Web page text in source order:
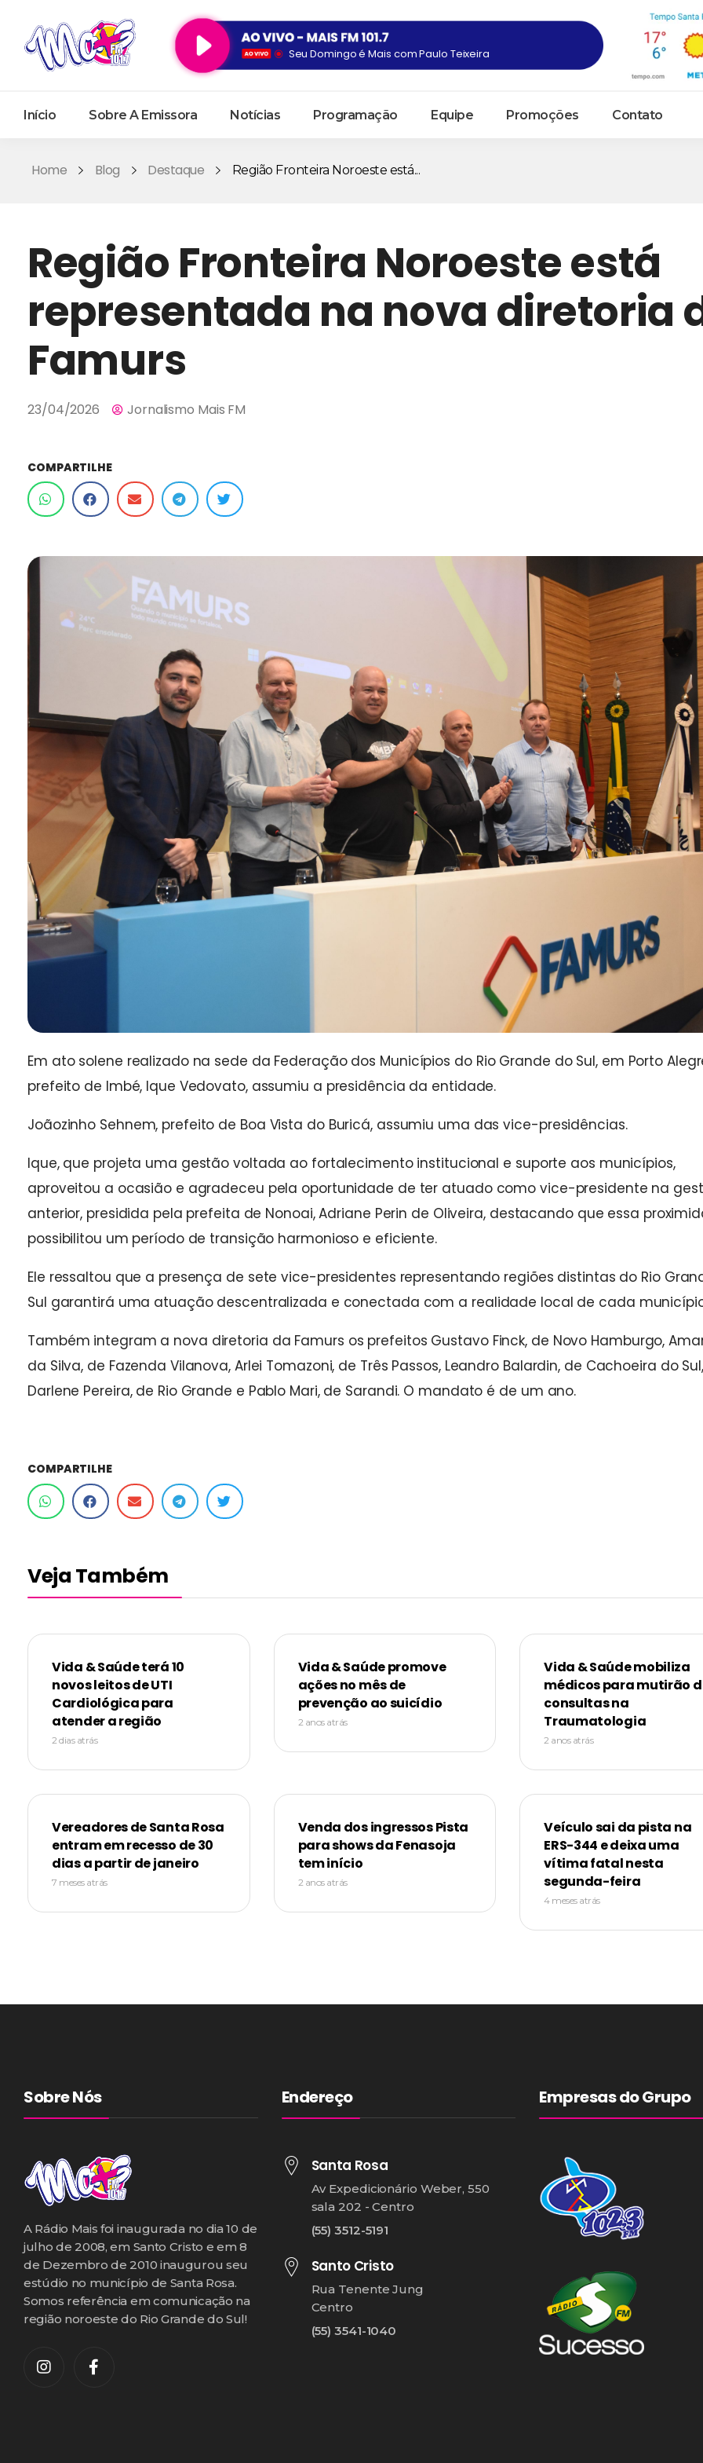
Seu Domingo é Mais com Paulo Teixeira
Início Sobre A Emissora Notícias Programação Equipe Promoções Contato
Home Blog Destaque Região Fronteira Noroeste está...
Região Fronteira Noroeste está
representada na nova diretoria
Famurs
23/04/2026 Jornalismo Mais FM
COMPARTILHE
Em ato solene realizado na sede da Federação dos Municípios do Rio Grande do Sul, em Porto
prefeito de Imbé, Ique Vedovato, assumiu a presidência da entidade.
Joãozinho Sehnem, prefeito de Boa Vista do Buricá, assumiu uma das vice-presidências.
Ique, que projeta uma gestão voltada ao fortalecimento institucional e suporte aos municípios,
aproveitou a ocasião e agradeceu pela oportunidade de ter atuado como vice-presidente na
anterior, presidida pela prefeita de Nonoai, Adriane Perin de Oliveira, destacando que essa
possibilitou um período de transição harmonioso e eficiente.
Ele ressaltou que a presença de sete vice-presidentes representando regiões distintas do Rio
Sul garantirá uma atuação descentralizada e conectada com a realidade local de cada
Também integram a nova diretoria da Famurs os prefeitos Gustavo Finck, de Novo Hamburgo,
da Silva, de Fazenda Vilanova, Arlei Tomazoni, de Três Passos, Leandro Balardin, de Cachoeira do Sul,
Darlene Pereira, de Rio Grande e Pablo Mari, de Sarandi. O mandato é de um ano.
COMPARTILHE
Veja Também
Vida & Saúde terá 10
novos leitos de UTI
Cardiológica para
atender a região
2 dias atrás
Vida & Saúde promove
ações no mês de
prevenção ao suicídio
2 anos atrás
Vida & Saúde mobiliza
médicos para mutirão
consultas na
Traumatologia
2 anos atrás
Vereadores de Santa Rosa
entram em recesso de 30
dias a partir de janeiro
7 meses atrás
Venda dos ingressos Pista
para shows da Fenasoja
tem início
2 anos atrás
Veículo sai da pista na
ERS-344 e deixa uma
vítima fatal nesta
segunda-feira
4 meses atrás
Sobre Nós
A Rádio Mais foi inaugurada no dia 10 de
julho de 2008, em Santo Cristo e em 8
de Dezembro de 2010 inaugurou seu
estúdio no município de Santa Rosa.
Somos referência em comunicação na
região noroeste do Rio Grande do Sul!
Endereço
Santa Rosa
Av Expedicionário Weber, 550
sala 202 - Centro
(55) 3512-5191
Santo Cristo
Rua Tenente Jung
Centro
(55) 3541-1040
Empresas do Grupo